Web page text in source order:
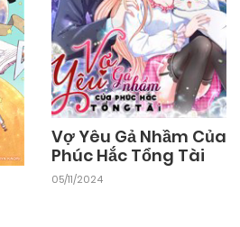
Vợ Yêu Gả Nhầm Của
Phúc Hắc Tổng Tài
05/11/2024